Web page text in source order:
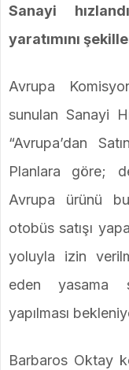
Sanayi
yaratımını
Avrupa
sunulan Sanayi
“Avrupa’dan
Planlara göre;
Avrupa ürünü
otobüs satışı
yoluyla izin
eden yasama
yapılması
Barbaros Oktay